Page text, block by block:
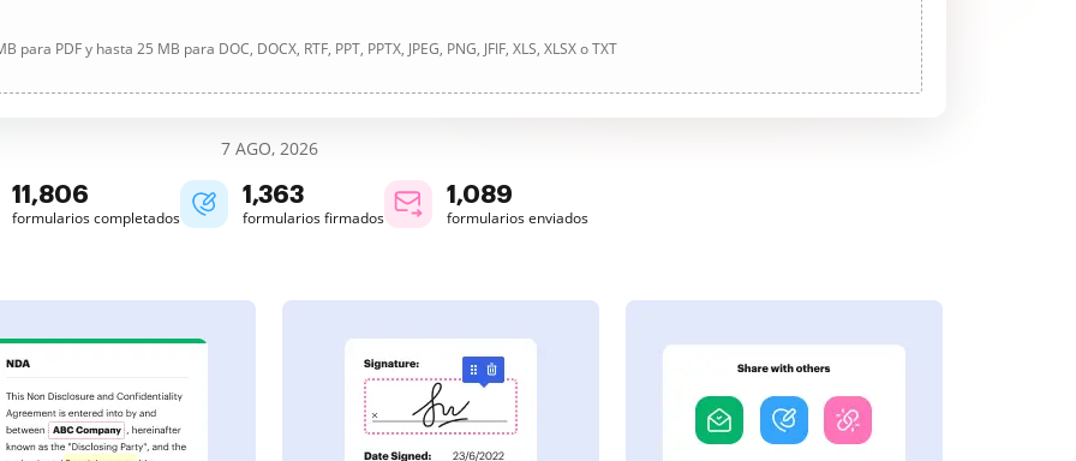
para PDF y hasta 25 MB para DOC, DOCX, RTF, PPT, PPTX, JPEG, PNG, JFIF, XLS, XLSX o TXT
7 AGO, 2026
11,806
formularios completados
1,363
formularios firmados
1,089
formularios enviados